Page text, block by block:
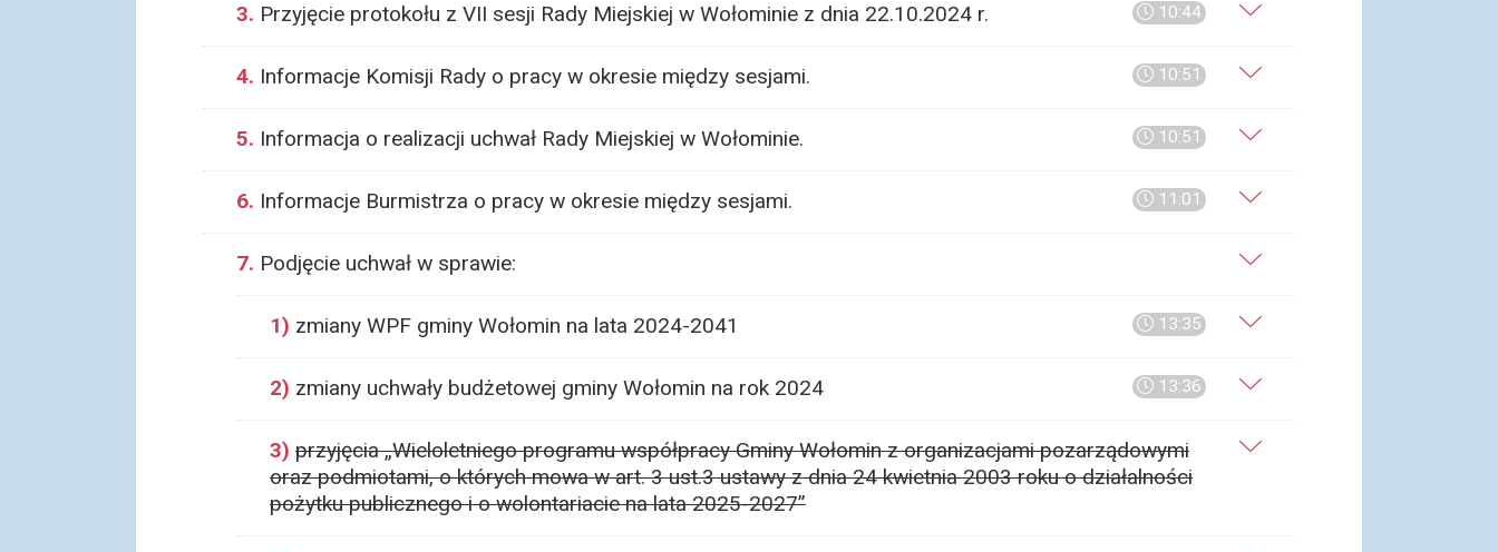
10:44
3. Przyjęcie protokołu z VII sesji Rady Miejskiej w Wołominie z dnia 22.10.2024 r.
10:51
4. Informacje Komisji Rady o pracy w okresie między sesjami.
10:51
5. Informacja o realizacji uchwał Rady Miejskiej w Wołominie.
11:01
6. Informacje Burmistrza o pracy w okresie między sesjami.
7. Podjęcie uchwał w sprawie:
13:35
1) zmiany WPF gminy Wołomin na lata 2024-2041
13:36
2) zmiany uchwały budżetowej gminy Wołomin na rok 2024
3) przyjęcia „Wieloletniego programu współpracy Gminy Wołomin z organizacjami pozarządowymi
oraz podmiotami, o których mowa w art. 3 ust.3 ustawy z dnia 24 kwietnia 2003 roku o działalności
pożytku publicznego i o wolontariacie na lata 2025-2027”